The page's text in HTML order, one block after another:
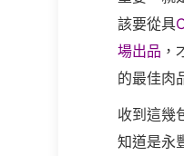
該要從具
場出品 ，
的最佳肉
收到這幾
知道是永